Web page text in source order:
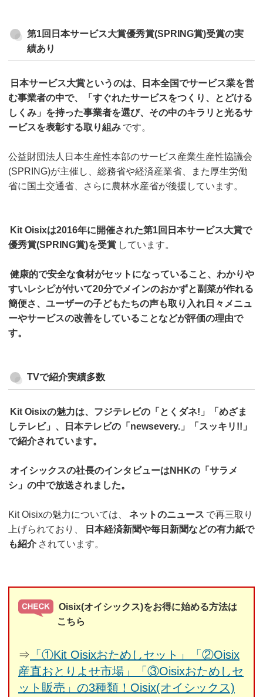
第1回日本サービス大賞優秀賞(SPRING賞)受賞の実
績あり
日本サービス大賞というのは、日本全国でサービス業を営
む事業者の中で、「すぐれたサービスをつくり、とどける
しくみ」を持った事業者を選び、その中のキラリと光るサ
ービスを表彰する取り組み です。
公益財団法人日本生産性本部のサービス産業生産性協議会
(SPRING)が主催し、総務省や経済産業省、また厚生労働
省に国土交通省、さらに農林水産省が後援しています。
Kit Oisixは2016年に開催された第1回日本サービス大賞で
優秀賞(SPRING賞)を受賞 しています。
健康的で安全な食材がセットになっていること、わかりや
すいレシピが付いて20分でメインのおかずと副菜が作れる
簡便さ、ユーザーの子どもたちの声も取り入れ日々メニュ
ーやサービスの改善をしていることなどが評価の理由で
す。
TVで紹介実績多数
Kit Oisixの魅力は、フジテレビの「とくダネ!」「めざま
しテレビ」、日本テレビの「newsevery.」「スッキリ!!」
で紹介されています。
オイシックスの社長のインタビューはNHKの「サラメ
シ」の中で放送されました。
Kit Oisixの魅力については、 ネットのニュース で再三取り
上げられており、
日本経済新聞や毎日新聞などの有力紙で
も紹介 されています。
Oisix(オイシックス)をお得に始める方法は
こちら
⇒ 「①Kit Oisixおためしセット」「②Oisix
産直おとりよせ市場」「③Oisixおためしセ
ット販売」の3種類！Oisix(オイシックス)